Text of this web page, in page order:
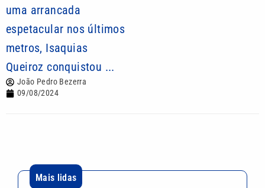
uma arrancada
espetacular nos últimos
metros, Isaquias
Queiroz conquistou ...
João Pedro Bezerra
09/08/2024
Mais lidas